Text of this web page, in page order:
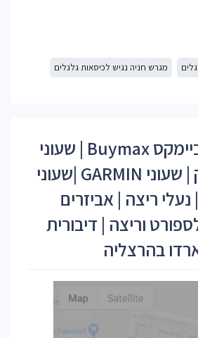
מגרש חניה נגיש לכיסאות גלגלים
מיקומו של ביימקס Buymax | שעוני
ספורט ודופק | שעוני GARMIN |שעוני
POLAR | נעלי ריצה | אביזרים
וריצה | דיבורית
בהרצליה